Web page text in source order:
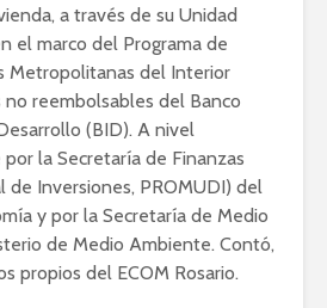
a través de su Unidad
el marco del Programa de
Metropolitanas del Interior
reembolsables del Banco
(BID). A nivel
la Secretaría de Finanzas
de Inversiones, PROMUDI) del
y por la Secretaría de Medio
de Medio Ambiente. Contó,
propios del ECOM Rosario.